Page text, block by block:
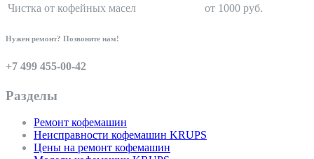
Чистка от кофейных масел
от 1000 руб.
Нужен ремонт? Позвоните нам!
+7 499 455-00-42
Разделы
Ремонт кофемашин
Неисправности кофемашин KRUPS
Цены на ремонт кофемашин